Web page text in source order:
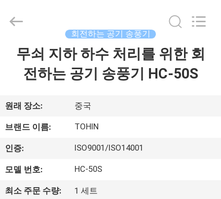
품
동
영
Machine
(Jiangsu)
회전하는 공기 송풍기
무쇠 지하 하수 처리를 위한 회
전하는 공기 송풍기 HC-50S
원래 장소: 중국
브랜드 이름: TOHIN
인증: ISO9001/ISO14001
모델 번호: HC-50S
최소 주문 수량: 1 세트